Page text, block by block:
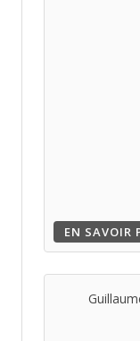
EN SAVOIR